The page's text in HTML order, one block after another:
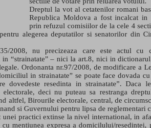
Dreptul la vot al cetatenilor romani
Republica Moldova a fost incalcat
prin refuzul comisiilor de la cele 4
alegerea deputatilor si senatorilor din
2008, nu precizeaza care este actul cu
“strainatate” – nici la art.8, nici in
Ordonanta nr.97/2008, de modificare a
in strainatate” se poate face dovada
dovedeste resedinta in strainatate”. Daca
deci nu puteau sa restranga
altfel, Birourile electorale, central, de
si Guvernului pentru lipsa de reglementari
unei practici extinse la nivel international, in
mentiunea expresa a domicilului/resedintei,